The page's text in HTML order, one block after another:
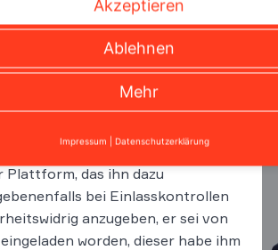
waren darüber hinaus mit einem
des Erstkäufers bedruckt.
erhielt mit den Tickets ein
Plattform, das ihn dazu
bei Einlasskontrollen
anzugeben, er sei von
worden, dieser habe ihm
Akzeptieren
Ablehnen
Mehr
Impressum Datenschutzerklärung